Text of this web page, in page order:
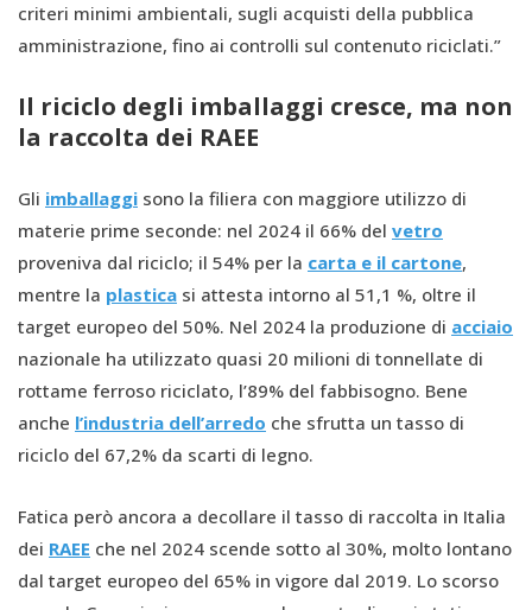
criteri minimi ambientali, sugli acquisti della pubblica
amministrazione, fino ai controlli sul contenuto riciclati.”
Il riciclo degli imballaggi cresce, ma non
la raccolta dei RAEE
Gli imballaggi sono la filiera con maggiore utilizzo di
materie prime seconde: nel 2024 il 66% del vetro
proveniva dal riciclo; il 54% per la carta e il cartone,
mentre la plastica si attesta intorno al 51,1 %, oltre il
target europeo del 50%. Nel 2024 la produzione di acciaio
nazionale ha utilizzato quasi 20 milioni di tonnellate di
rottame ferroso riciclato, l’89% del fabbisogno. Bene
anche l’industria dell’arredo che sfrutta un tasso di
riciclo del 67,2% da scarti di legno.
Fatica però ancora a decollare il tasso di raccolta in Italia
dei RAEE che nel 2024 scende sotto al 30%, molto lontano
dal target europeo del 65% in vigore dal 2019. Lo scorso